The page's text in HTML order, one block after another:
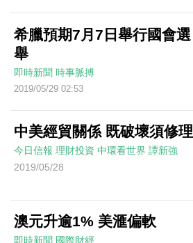
希臘預期7月7日舉行國會選
舉
即時新聞 時事脈搏
2019/05/29 02:53
中美經貿關係 既破壞須修理
今日信報 理財投資 中環看世界 譚新強
2019/05/28
澳元升逾1% 美滙偏軟
即時新聞 國際財經